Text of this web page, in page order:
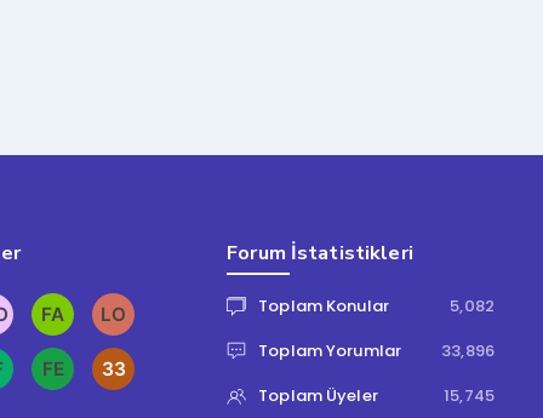
Forum İstatistikleri
Toplam Konular
5,082
Toplam Yorumlar
33,896
Toplam Üyeler
15,745